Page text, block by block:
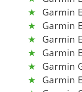
Garmin
Garmin
Garmin
Garmin
Garmin
Garmin